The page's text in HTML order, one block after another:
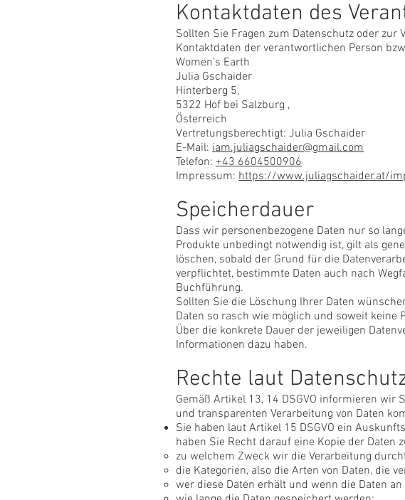
Kontaktdaten des
Sollten Sie Fragen zum Datenschutz oder zur
Kontaktdaten der verantwortlichen Person
Women's Earth
Julia Gschaider
Hinterberg 5,
5322 Hof bei Salzburg ,
Österreich
Vertretungsberechtigt: Julia Gschaider
E-Mail: iam.juliagschaider@gmail.com
Telefon: +43 6604500906
Impressum: https://www.juliagschaider.at/
Speicherdauer
Dass wir personenbezogene Daten nur so
Produkte unbedingt notwendig ist, gilt als
löschen, sobald der Grund für die
verpflichtet, bestimmte Daten auch nach
Buchführung.
Sollten Sie die Löschung Ihrer Daten
Daten so rasch wie möglich und soweit keine
Über die konkrete Dauer der jeweiligen
Informationen dazu haben.
Rechte laut
Gemäß Artikel 13, 14 DSGVO informieren wir
und transparenten Verarbeitung von Daten
Sie haben laut Artikel 15 DSGVO ein
haben Sie Recht darauf eine Kopie der
zu welchem Zweck wir die Verarbeitung
die Kategorien, also die Arten von Daten, die
wer diese Daten erhält und wenn die Daten